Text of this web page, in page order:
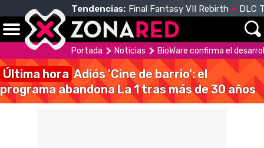
Tendencias: Final Fantasy VII Rebirth DLC
Portada Noticias BioWare confirma el
Última hora Adiós 'Cine de barrio': el
programa abandona La 1 tras más de 30 años